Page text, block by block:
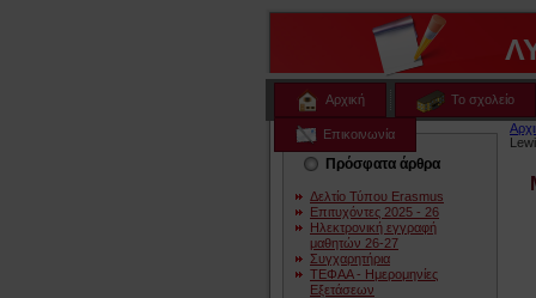
Αρχική Το σχολείο
Επικοινωνία
Πρόσφατα άρθρα
Δελτίο Τύπου Erasmus
Επιτυχόντες 2025 - 26
Ηλεκτρονική εγγραφή
μαθητών 26-27
Συγχαρητήρια
ΤΕΦΑΑ - Ημερομηνίες
Εξετάσεων